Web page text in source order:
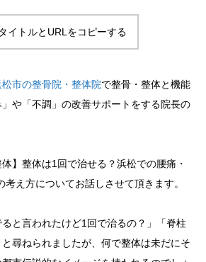
イトルとURLをコピーする
松市の整骨院・整体院で整骨・整体と機能
や「不調」の改善サポートをする院長の
】整体は1回で治せる？浜松での腰痛・
考え方についてお話しさせて頂きます。
と言われたけど1回で治るの？」「脊柱
尋ねられましたが、何で整体は未だにそ